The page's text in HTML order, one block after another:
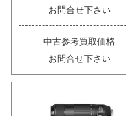
お問合せ下さい
中古参考買取価格
お問合せ下さい